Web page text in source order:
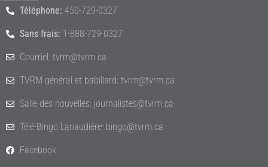
Téléphone: 450-729-0327
Sans frais: 1-888-729-0327
Courriel: tvrm@tvrm.ca
TVRM général et babillard: tvrm@tvrm.ca
Salle des nouvelles: journalistes@tvrm.ca
Télé-Bingo Lanaudière: bingo@tvrm.ca
Facebook